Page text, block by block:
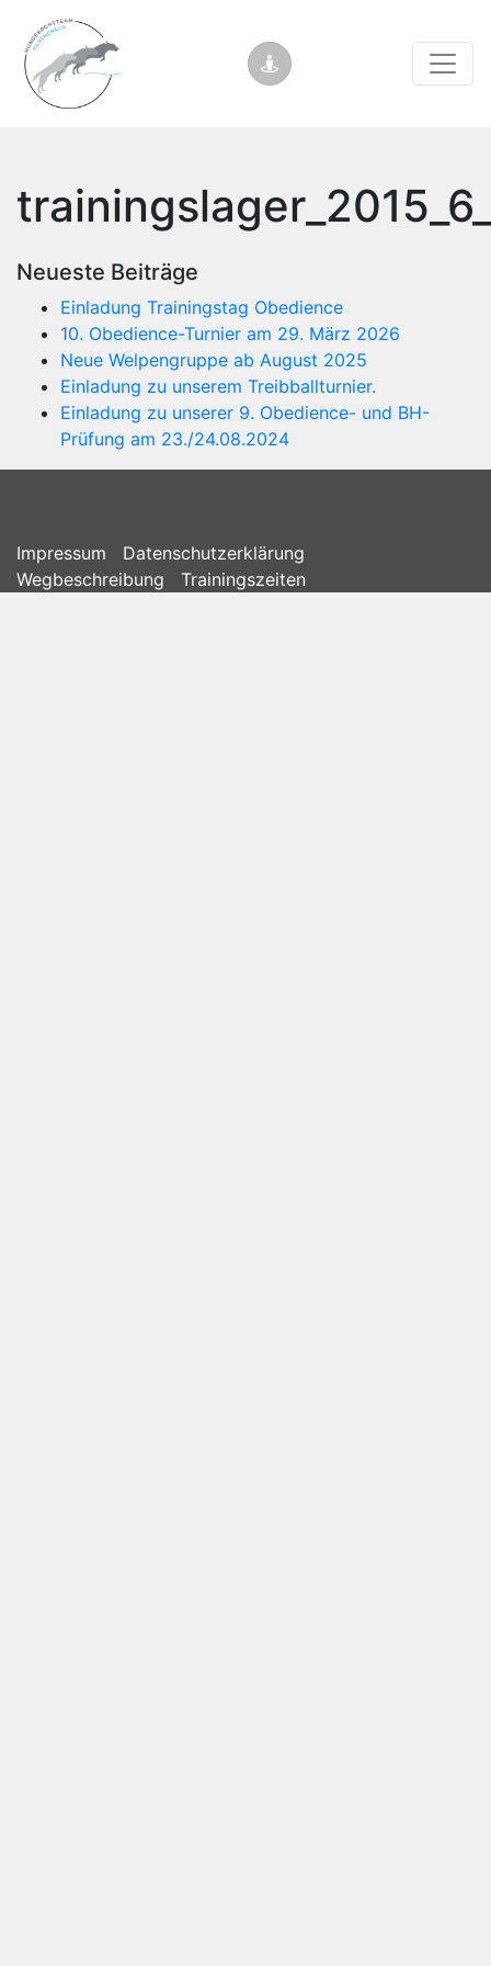
Neueste Beiträge
Einladung Trainingstag Obedience
10. Obedience-Turnier am 29. März 2026
Neue Welpengruppe ab August 2025
Einladung zu unserem Treibballturnier.
Einladung zu unserer 9. Obedience- und BH-
Prüfung am 23./24.08.2024
Impressum
Datenschutzerklärung
Wegbeschreibung
Trainingszeiten